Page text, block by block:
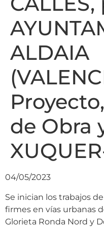
ALDAIA
de Obra
04/05/2023
Se inician los trabajos
firmes en vías urbanas
Glorieta Ronda Nord y